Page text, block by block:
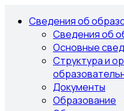
Сведения об
Сведения об
Основные
Структура и
Документы
Образование